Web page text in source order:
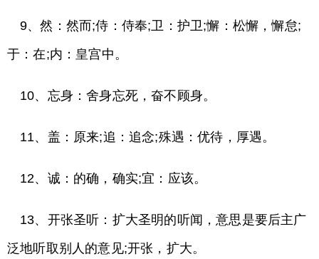
9、然：然而;侍：侍奉;卫：护卫;懈：松懈，懈怠;
于：在;内：皇宫中。
10、忘身：舍身忘死，奋不顾身。
11、盖：原来;追：追念;殊遇：优待，厚遇。
12、诚：的确，确实;宜：应该。
13、开张圣听：扩大圣明的听闻，意思是要后主广
泛地听取别人的意见;开张，扩大。